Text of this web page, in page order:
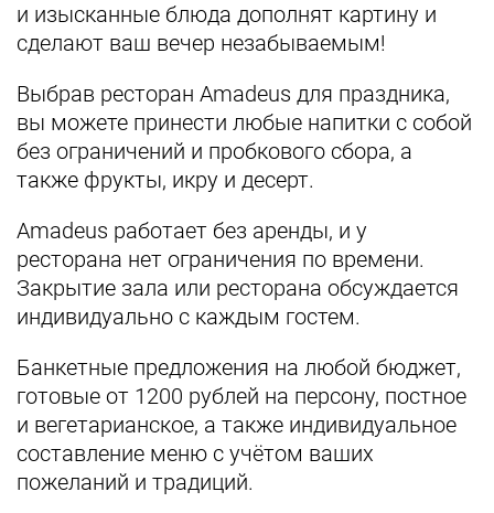
и изысканные блюда дополнят картину и
сделают ваш вечер незабываемым!
Выбрав ресторан Amadeus для праздника,
вы можете принести любые напитки с собой
без ограничений и пробкового сбора, а
также фрукты, икру и десерт.
Amadeus работает без аренды, и у
ресторана нет ограничения по времени.
Закрытие зала или ресторана обсуждается
индивидуально с каждым гостем.
Банкетные предложения на любой бюджет,
готовые от 1200 рублей на персону, постное
и вегетарианское, а также индивидуальное
составление меню с учётом ваших
пожеланий и традиций.